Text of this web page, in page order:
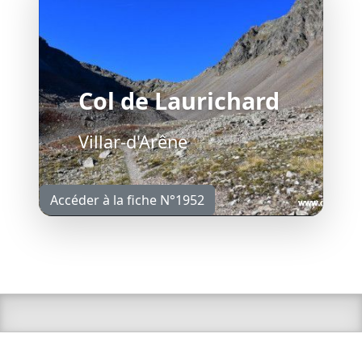
Col de Laurichard
Villar-d'Arêne
Accéder à la fiche N°1952